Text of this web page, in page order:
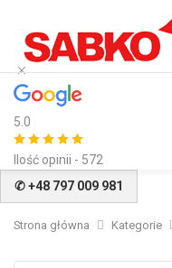
5.0
Ilość opinii - 572
✆ +48 797 009 981
Strona główna Kategorie